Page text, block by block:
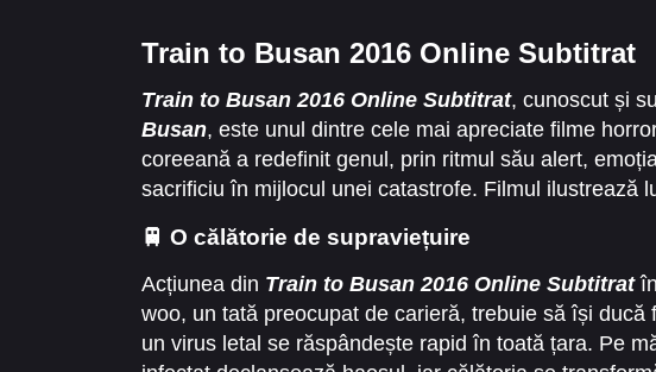
Train to Busan 2016 Online Subtitrat
Train to Busan 2016 Online Subtitrat, cunoscut și
Busan, este unul dintre cele mai apreciate filme
coreeană a redefinit genul, prin ritmul său alert,
sacrificiu în mijlocul unei catastrofe. Filmul ilustrează
🚆 O călătorie de supraviețuire
Acțiunea din Train to Busan 2016 Online Subtitrat
woo, un tată preocupat de carieră, trebuie să își
un virus letal se răspândește rapid în toată țara. Pe